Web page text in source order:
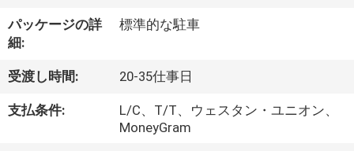
ち
に
つ
パッケージの詳
細:
標準的な駐車
受渡し時間: 20-35仕事日
支払条件:
L/C、T/T、ウェスタン・ユニオン、
MoneyGram